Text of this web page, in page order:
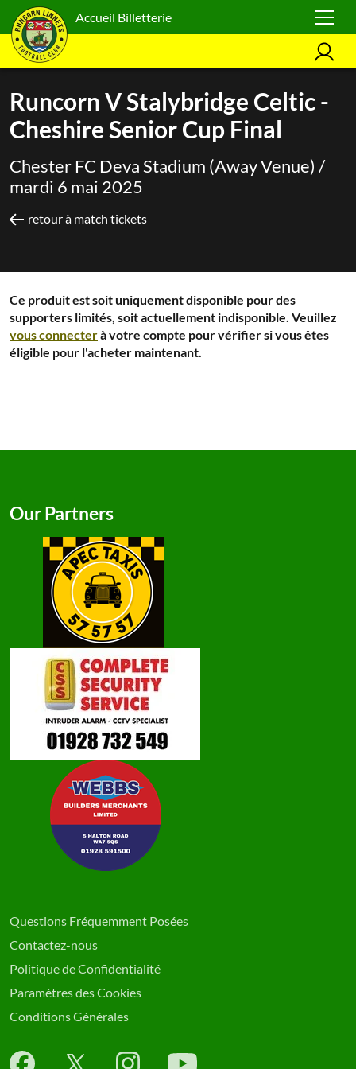
Accueil Billetterie
Runcorn V Stalybridge Celtic -
Cheshire Senior Cup Final
Chester FC Deva Stadium (Away Venue) /
mardi 6 mai 2025
retour à match tickets
Ce produit est soit uniquement disponible pour des
supporters limités, soit actuellement indisponible. Veuillez
vous connecterà votre compte pour vérifier si vous êtes
éligible pour l'acheter maintenant.
Questions Fréquemment Posées
Contactez-nous
Politique de Confidentialité
Paramètres des Cookies
Conditions Générales
Our Partners